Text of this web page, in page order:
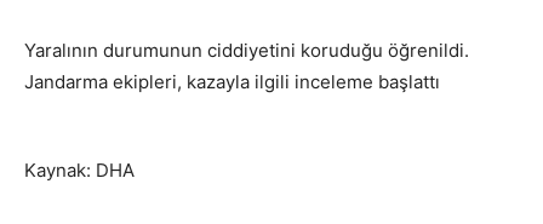
Yaralının durumunun ciddiyetini koruduğu öğrenildi.
Jandarma ekipleri, kazayla ilgili inceleme başlattı
Kaynak: DHA